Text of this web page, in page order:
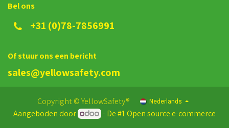
Bel ons
+31 (0)78-7856991
Of stuur ons een bericht
sales@yellowsafety.com
Copyright © YellowSafety® Nederlands
Aangeboden door - De #1Open source e-commerce